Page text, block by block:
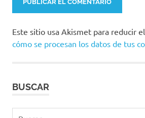
Este sitio usa Akismet para reducir
cómo se procesan los datos de tus
BUSCAR